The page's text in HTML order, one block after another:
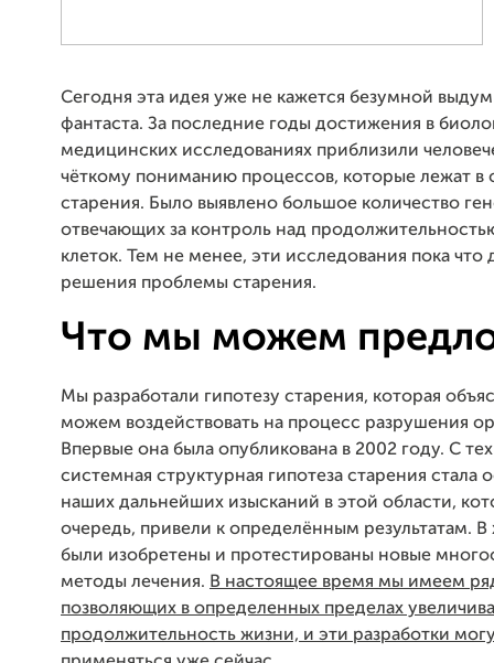
Сегодня эта идея уже не кажется безумной
фантаста. За последние годы достижения в
медицинских исследованиях приблизили
чёткому пониманию процессов, которые лежат в
старения. Было выявлено большое количество
отвечающих за контроль над
клеток. Тем не менее, эти исследования пока что
решения проблемы старения.
Что мы можем
Мы разработали гипотезу старения, которая
можем воздействовать на процесс разрушения
Впервые она была опубликована в 2002 году. С
системная структурная гипотеза старения стала
наших дальнейших изысканий в этой области,
очередь, привели к определённым результатам. В
были изобретены и протестированы новые
методы лечения. В настоящее время мы имеем
позволяющих в определенных пределах
продолжительность жизни, и эти разработки